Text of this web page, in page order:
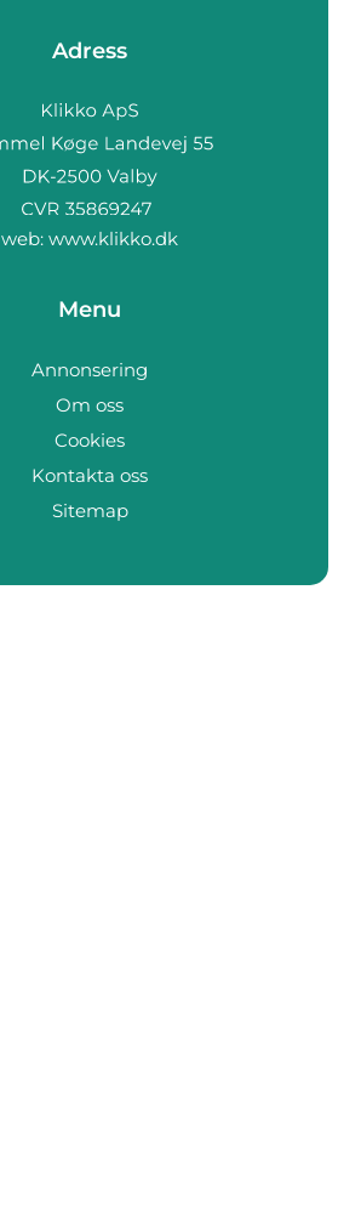
Adress
web: www.klikko.dk
Menu
Annonsering
Om oss
Cookies
Kontakta oss
Sitemap